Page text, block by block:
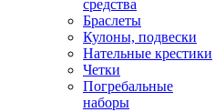
средства
Браслеты
Кулоны, подвески
Нательные крестики
Четки
Погребальные
наборы